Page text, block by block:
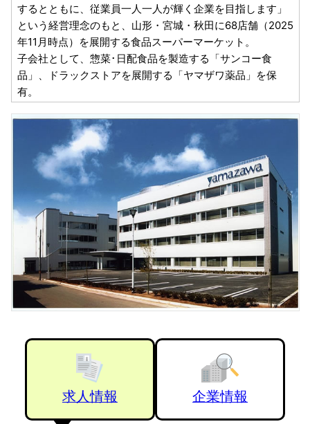
するとともに、従業員一人一人が輝く企業を目指します」
という経営理念のもと、山形・宮城・秋田に68店舗（2025
年11月時点）を展開する食品スーパーマーケット。
子会社として、惣菜･日配食品を製造する「サンコー食
品」、ドラックストアを展開する「ヤマザワ薬品」を保
有。
求人情報 企業情報